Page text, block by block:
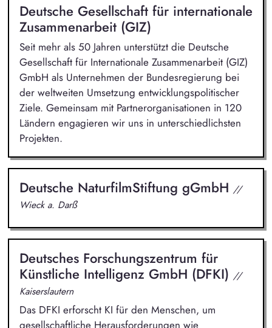
Deutsche Gesellschaft für internationale
Zusammenarbeit (GIZ)
Seit mehr als 50 Jahren unterstützt die Deutsche
Gesellschaft für Internationale Zusammenarbeit (GIZ)
GmbH als Unternehmen der Bundesregierung bei
der weltweiten Umsetzung entwicklungspolitischer
Ziele. Gemeinsam mit Partnerorganisationen in 120
Ländern engagieren wir uns in unterschiedlichsten
Projekten.
Deutsche NaturfilmStiftung gGmbH //
Wieck a. Darß
Deutsches Forschungszentrum für
Künstliche Intelligenz GmbH (DFKI) //
Kaiserslautern
Das DFKI erforscht KI für den Menschen, um